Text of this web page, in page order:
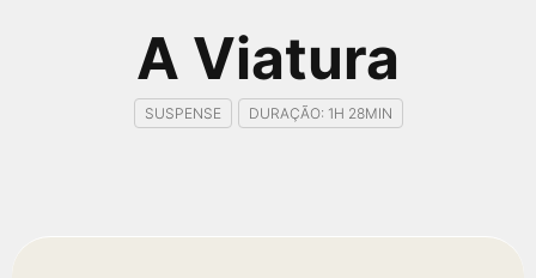
A Viatura
SUSPENSE DURAÇÃO: 1H 28MIN